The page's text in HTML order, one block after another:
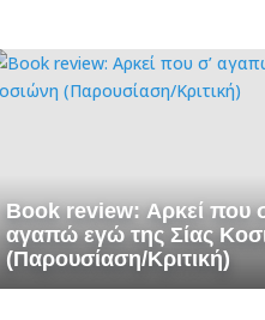
Book review: Αρκεί που
αγαπώ εγώ της Σίας
(Παρουσίαση/Κριτική)